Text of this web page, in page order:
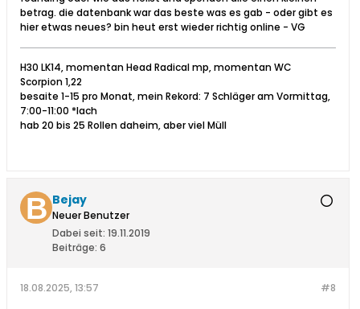
betrag. die datenbank war das beste was es gab - oder gibt es
hier etwas neues? bin heut erst wieder richtig online - VG
H30 LK14, momentan Head Radical mp, momentan WC
Scorpion 1,22
besaite 1-15 pro Monat, mein Rekord: 7 Schläger am Vormittag,
7:00-11:00 *lach
hab 20 bis 25 Rollen daheim, aber viel Müll
Bejay
Neuer Benutzer
Dabei seit: 19.11.2019
Beiträge: 6
#8
18.08.2025, 13:57